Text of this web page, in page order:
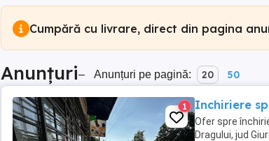
Cumpără cu livrare, direct din pagina
Anunțuri– Anunțuri pe pagină: 20 50
1 Inchiriere
Ofer spre
Dragului, jud